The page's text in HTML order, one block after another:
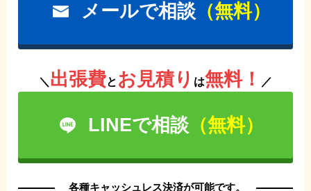
メールで相談（無料）
＼ 出張費と お見積り は無料！ ／
LINEで相談（無料）
各種キャッシュレス決済が可能です。